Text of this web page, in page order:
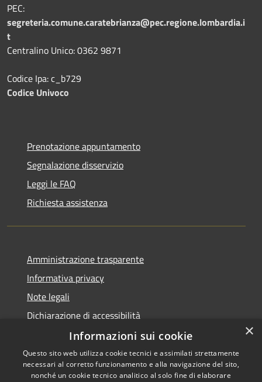
PEC:
segreteria.comune.caratebrianza@pec.regione.lombardia.i
t
Centralino Unico: 0362 9871
Codice Ipa: c_b729
Codice Univoco
Prenotazione appuntamento
Segnalazione disservizio
Leggi le FAQ
Richiesta assistenza
Amministrazione trasparente
Informativa privacy
Note legali
Dichiarazione di accessibilità
×
Informazioni sui cookie
Questo sito web utilizza cookie tecnici e assimilati strettamente
necessari al corretto funzionamento e alla navigazione del sito,
nonché un cookie tecnico analitico al solo fine di elaborare